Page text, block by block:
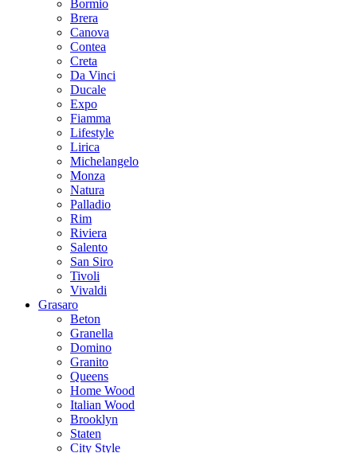
Bormio
Brera
Canova
Contea
Creta
Da Vinci
Ducale
Expo
Fiamma
Lifestyle
Lirica
Michelangelo
Monza
Natura
Palladio
Rim
Riviera
Salento
San Siro
Tivoli
Vivaldi
Grasaro
Beton
Granella
Domino
Granito
Queens
Home Wood
Italian Wood
Brooklyn
Staten
City Style